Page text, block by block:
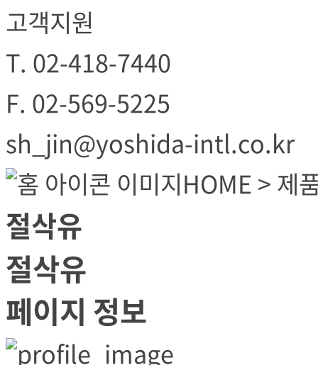
고객지원
T. 02-418-7440
F. 02-569-5225
sh_jin@yoshida-intl.co.kr
HOME> 제
절삭유
절삭유
페이지 정보